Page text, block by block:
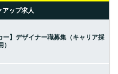
アップ求人
ー】デザイナー職募集（キャリア採